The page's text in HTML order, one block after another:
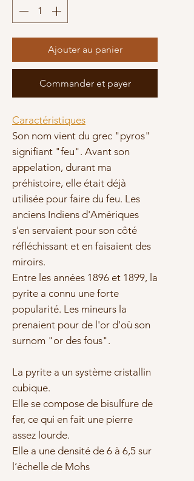
Ajouter au panier
Commander et payer
Caractéristiques
Son nom vient du grec "pyros"
signifiant "feu". Avant son
appelation, durant ma
préhistoire, elle était déjà
utilisée pour faire du feu. Les
anciens Indiens d'Amériques
s'en servaient pour son côté
réfléchissant et en faisaient des
miroirs.
Entre les années 1896 et 1899, la
pyrite a connu une forte
popularité. Les mineurs la
prenaient pour de l'or d'où son
surnom "or des fous".
La pyrite a un système cristallin
cubique.
Elle se compose de bisulfure de
fer, ce qui en fait une pierre
assez lourde.
Elle a une densité de 6 à 6,5 sur
l’échelle de Mohs